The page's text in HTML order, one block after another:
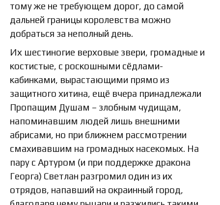
тому же не требующем дорог, до самой
дальней границы королевства можно
добраться за неполный день.
Их шестиногие верховые звери, громадные и
костистые, с роскошными сёдлами-
кабинками, вырастающими прямо из
защитного хитина, ещё вчера принадлежали
Пропащим Душам – злобным чудищам,
напоминавшим людей лишь внешними
абрисами, но при ближнем рассмотрении
смахивавшим на громадных насекомых. На
пару с Артуром (и при поддержке дракона
Георга) Светлан разгромил один из их
отрядов, напавший на окраинный город,